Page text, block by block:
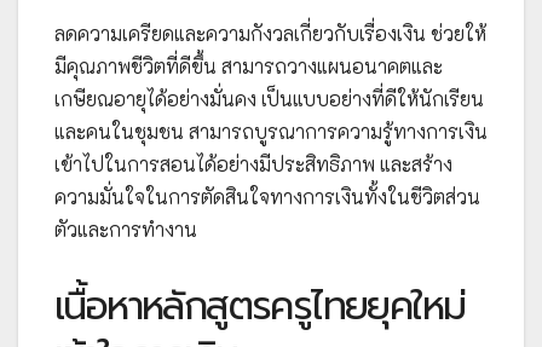
ลดความเครียดและความกังวลเกี่ยวกับเรื่องเงิน ช่วยให้
มีคุณภาพชีวิตที่ดีขึ้น สามารถวางแผนอนาคตและ
เกษียณอายุได้อย่างมั่นคง เป็นแบบอย่างที่ดีให้นักเรียน
และคนในชุมชน สามารถบูรณาการความรู้ทางการเงิน
เข้าไปในการสอนได้อย่างมีประสิทธิภาพ และสร้าง
ความมั่นใจในการตัดสินใจทางการเงินทั้งในชีวิตส่วน
ตัวและการทำงาน
เนื้อหาหลักสูตรครูไทยยุคใหม่